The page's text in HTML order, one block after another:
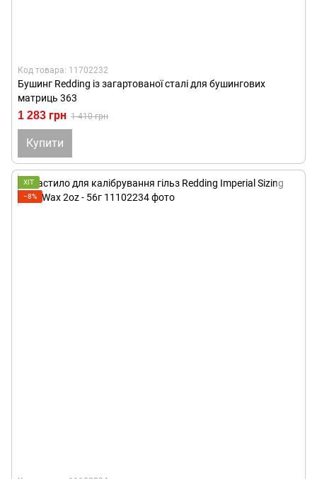
Код товара: 11702232
Бушинг Redding із загартованої сталі для бушингових
матриць 363
1 283 грн 1 410 грн
Купити
ХІТ
−8%